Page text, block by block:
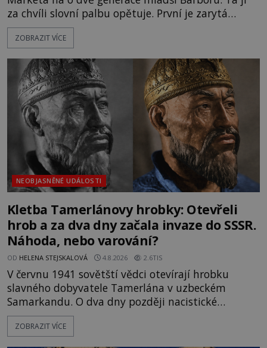
za chvíli slovní palbu opětuje. První je zarytá
katolička, druhá přesvědčená kališnice. A každá z
nich se usídlí na jedné z věží slavného hradu
mezi vůdce protihusitského boje. Za manželku má
skutečně jistou
ZOBRAZIT VÍCE
NEOBJASNĚNÉ UDÁLOSTI
Kletba Tamerlánovy hrobky: Otevřeli
hrob a za dva dny začala invaze do SSSR.
Náhoda, nebo varování?
OD HELENA STEJSKALOVÁ 4.8.2026 2.6TIS
V červnu 1941 sovětští vědci otevírají hrobku
slavného dobyvatele Tamerlána v uzbeckém
Samarkandu. O dva dny později nacistické
Německo zahajuje operaci Barbarossa a napadá
Sovětský svaz. Shoda dat je natolik zarážející, že se
ZOBRAZIT VÍCE